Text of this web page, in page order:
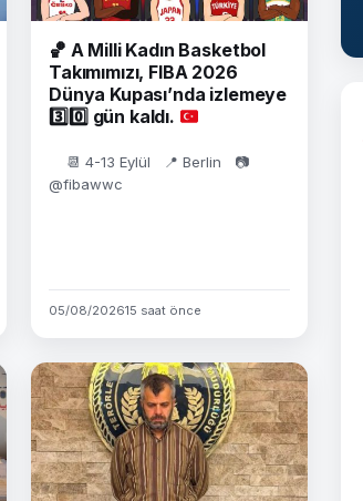
🏀 A Milli Kadın Basketbol
Takımımızı, FIBA 2026
Dünya Kupası’nda izlemeye
3️⃣0️⃣gün kaldı.
📆 4-13 Eylül 📍 Berlin 📷
@fibawwc
05/08/202615 saat önce